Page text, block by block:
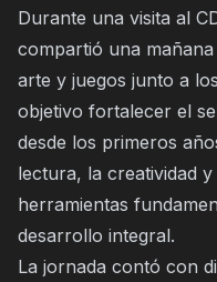
Durante una visita al
compartió una
arte y juegos junto a
objetivo fortalecer el
desde los primeros
lectura, la creatividad
herramientas
desarrollo integral.
La jornada contó con